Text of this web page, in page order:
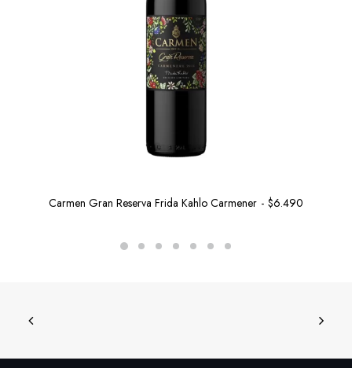
Carmen Gran Reserva Frida Kahlo Carmener $6.490